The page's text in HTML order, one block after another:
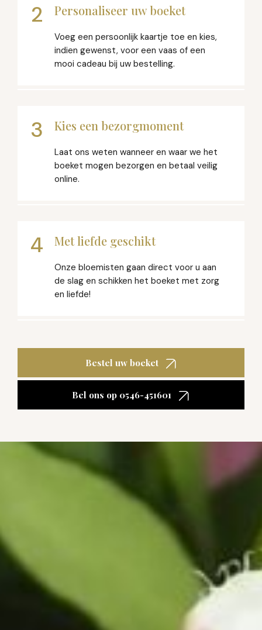
2 Personaliseer uw boeket
Voeg een persoonlijk kaartje toe en kies,
indien gewenst, voor een vaas of een
mooi cadeau bij uw bestelling.
3 Kies een bezorgmoment
Laat ons weten wanneer en waar we het
boeket mogen bezorgen en betaal veilig
online.
4 Met liefde geschikt
Onze bloemisten gaan direct voor u aan
de slag en schikken het boeket met zorg
en liefde!
Bestel uw boeket
Bel ons op 0546-451601